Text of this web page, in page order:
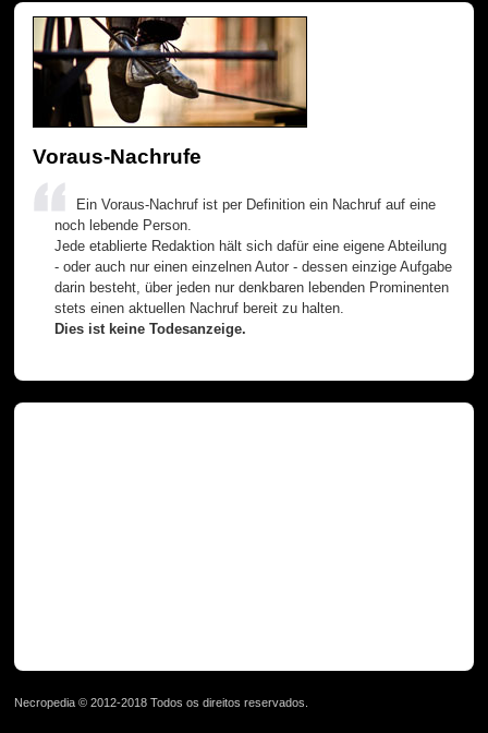
Voraus-Nachrufe
Ein Voraus-Nachruf ist per Definition ein Nachruf auf eine
noch lebende Person.
Jede etablierte Redaktion hält sich dafür eine eigene Abteilung
- oder auch nur einen einzelnen Autor - dessen einzige Aufgabe
darin besteht, über jeden nur denkbaren lebenden Prominenten
stets einen aktuellen Nachruf bereit zu halten.
Dies ist keine Todesanzeige.
Necropedia © 2012-2018 Todos os direitos reservados.